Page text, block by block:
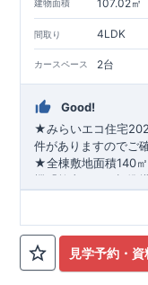
建物面積 107.02㎡
間取り 4LDK
カースペース 2台
Good!
★みらいエコ住宅
件がありますのでご
★全棟敷地面積140
機「乾太くん」標準搭
★リビング吹抜、土
ワンランク上の仕様
★耐震等級3に加え、
い！！
見学予約・